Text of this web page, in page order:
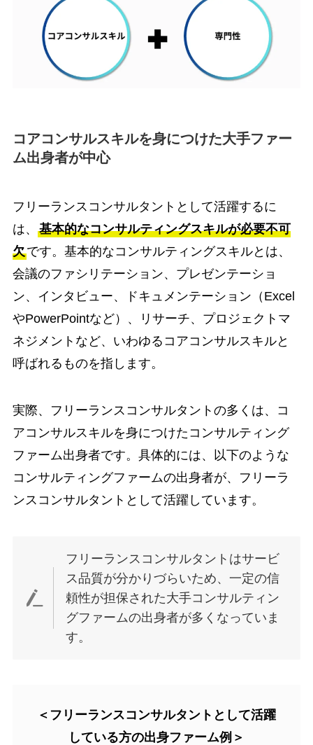
コアコンサルスキルを身につけた大手ファー
ム出身者が中心
フリーランスコンサルタントとして活躍するに
は、 基本的なコンサルティングスキルが必要不可
欠です。 基本的なコンサルティングスキルとは、
会議のファシリテーション、プレゼンテーショ
ン、インタビュー、ドキュメンテーション（Excel
やPowerPointなど）、リサーチ、プロジェクトマ
ネジメントなど、いわゆるコアコンサルスキルと
呼ばれるものを指します。
実際、フリーランスコンサルタントの多くは、コ
アコンサルスキルを身につけたコンサルティング
ファーム出身者です。具体的には、以下のような
コンサルティングファームの出身者が、フリーラ
ンスコンサルタントとして活躍しています。
フリーランスコンサルタントはサービ
ス品質が分かりづらいため、一定の信
頼性が担保された大手コンサルティン
グファームの出身者が多くなっていま
す。
＜フリーランスコンサルタントとして活躍
している方の出身ファーム例＞